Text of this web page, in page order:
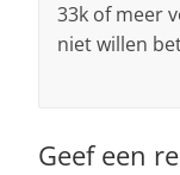
33k of meer
niet willen
Geef een